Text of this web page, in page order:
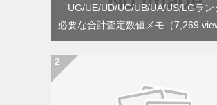
「UG/UE/UD/UC/UB/UA/US/LGラン
必要な合計査定数値メモ （7,269